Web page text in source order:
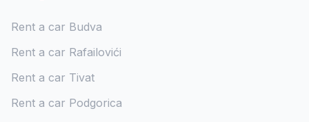
Rent a car Budva
Rent a car Rafailovići
Rent a car Tivat
Rent a car Podgorica